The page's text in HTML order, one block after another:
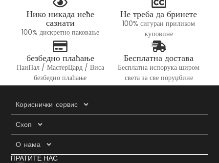
Нико никада неће
сазнати
100% дискретно паковање
Не треба да бринете
100% сигуран приликом
куповине
безбедно плаћање
ПаиПал / МастерЦард / Виса
безбедно плаћање
Бесплатна достава
Бесплатна испорука широм
света за све поруџбине
Кориснички сервис
Схоп
О нама
ПРАТИТЕ НАС